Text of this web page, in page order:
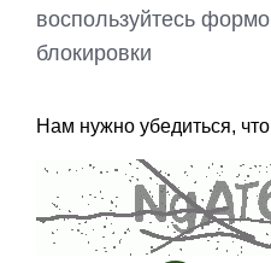
воспользуйтесь
блокировки
Нам нужно убедиться,